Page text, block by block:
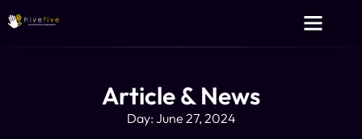
Article & News
Day: June 27, 2024